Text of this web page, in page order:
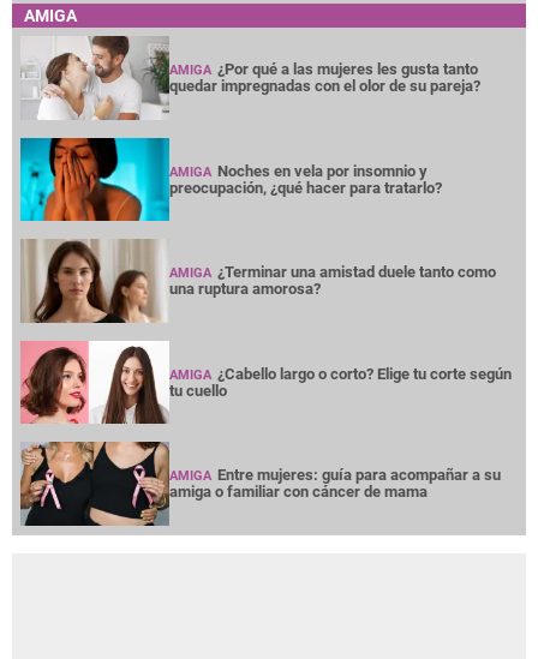
AMIGA
AMIGA ¿Por qué a las mujeres les gusta tanto
quedar impregnadas con el olor de su pareja?
AMIGA Noches en vela por insomnio y
preocupación, ¿qué hacer para tratarlo?
AMIGA ¿Terminar una amistad duele tanto como
una ruptura amorosa?
AMIGA ¿Cabello largo o corto? Elige tu corte según
tu cuello
AMIGA Entre mujeres: guía para acompañar a su
amiga o familiar con cáncer de mama